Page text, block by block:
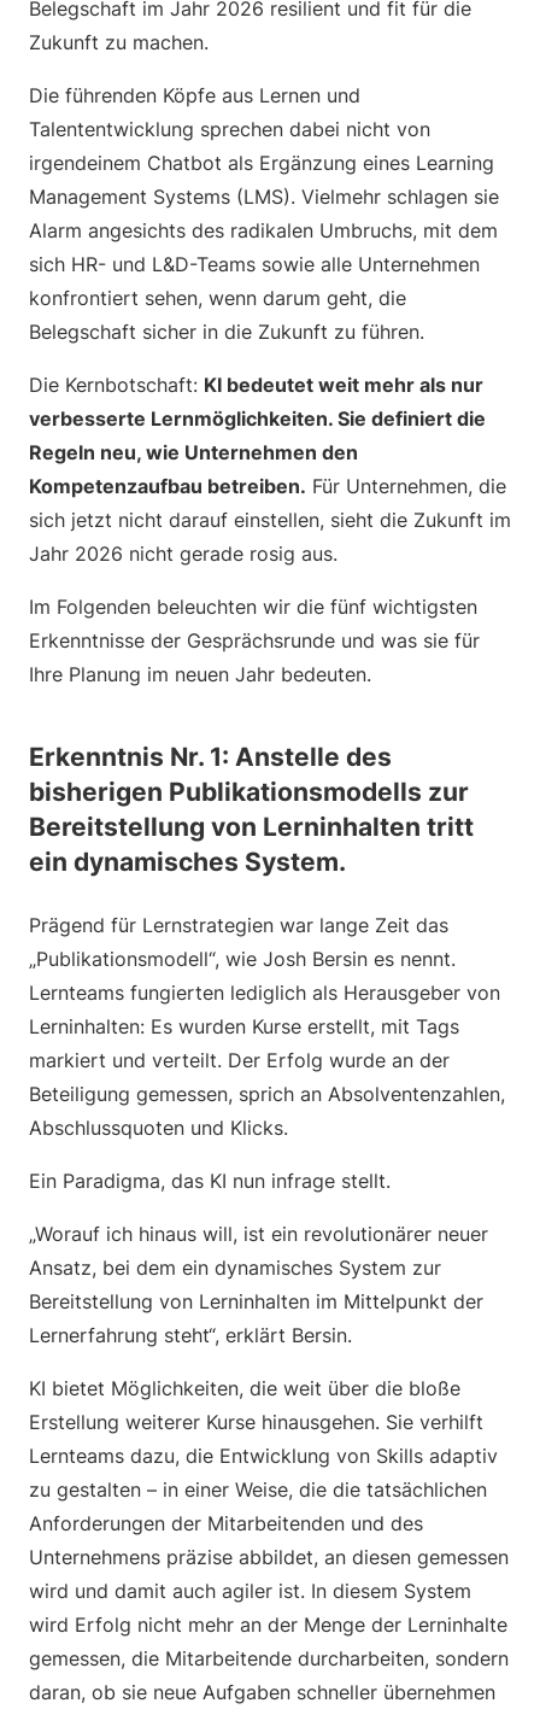
Belegschaft im Jahr 2026 resilient und fit für die
Zukunft zu machen.
Die führenden Köpfe aus Lernen und
Talententwicklung sprechen dabei nicht von
irgendeinem Chatbot als Ergänzung eines Learning
Management Systems (LMS). Vielmehr schlagen sie
Alarm angesichts des radikalen Umbruchs, mit dem
sich HR- und L&D-Teams sowie alle Unternehmen
konfrontiert sehen, wenn darum geht, die
Belegschaft sicher in die Zukunft zu führen.
Die Kernbotschaft: KI bedeutet weit mehr als nur
verbesserte Lernmöglichkeiten. Sie definiert die
Regeln neu, wie Unternehmen den
Kompetenzaufbau betreiben. Für Unternehmen, die
sich jetzt nicht darauf einstellen, sieht die Zukunft im
Jahr 2026 nicht gerade rosig aus.
Im Folgenden beleuchten wir die fünf wichtigsten
Erkenntnisse der Gesprächsrunde und was sie für
Ihre Planung im neuen Jahr bedeuten.
Erkenntnis Nr. 1: Anstelle des
bisherigen Publikationsmodells zur
Bereitstellung von Lerninhalten tritt
ein dynamisches System.
Prägend für Lernstrategien war lange Zeit das
„Publikationsmodell“, wie Josh Bersin es nennt.
Lernteams fungierten lediglich als Herausgeber von
Lerninhalten: Es wurden Kurse erstellt, mit Tags
markiert und verteilt. Der Erfolg wurde an der
Beteiligung gemessen, sprich an Absolventenzahlen,
Abschlussquoten und Klicks.
Ein Paradigma, das KI nun infrage stellt.
„Worauf ich hinaus will, ist ein revolutionärer neuer
Ansatz, bei dem ein dynamisches System zur
Bereitstellung von Lerninhalten im Mittelpunkt der
Lernerfahrung steht“, erklärt Bersin.
KI bietet Möglichkeiten, die weit über die bloße
Erstellung weiterer Kurse hinausgehen. Sie verhilft
Lernteams dazu, die Entwicklung von Skills adaptiv
zu gestalten – in einer Weise, die die tatsächlichen
Anforderungen der Mitarbeitenden und des
Unternehmens präzise abbildet, an diesen gemessen
wird und damit auch agiler ist. In diesem System
wird Erfolg nicht mehr an der Menge der Lerninhalte
gemessen, die Mitarbeitende durcharbeiten, sondern
daran, ob sie neue Aufgaben schneller übernehmen